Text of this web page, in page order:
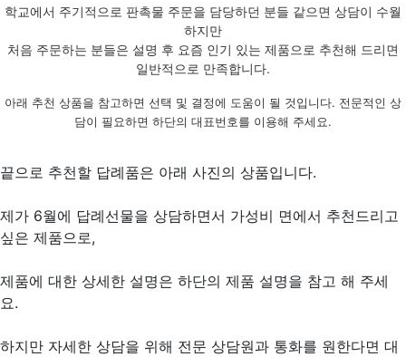
학교에서 주기적으로 판촉물 주문을 담당하던 분들 같으면 상담이 수월
하지만
처음 주문하는 분들은 설명 후 요즘 인기 있는 제품으로 추천해 드리면
일반적으로 만족합니다.
아래 추천 상품을 참고하면 선택 및 결정에 도움이 될 것입니다. 전문적인 상
담이 필요하면 하단의 대표번호를 이용해 주세요.
끝으로 추천할 답례품은 아래 사진의 상품입니다.
제가 6월에 답례선물을 상담하면서 가성비 면에서 추천드리고
싶은 제품으로,
제품에 대한 상세한 설명은 하단의 제품 설명을 참고 해 주세
요.
하지만 자세한 상담을 위해 전문 상담원과 통화를 원한다면 대